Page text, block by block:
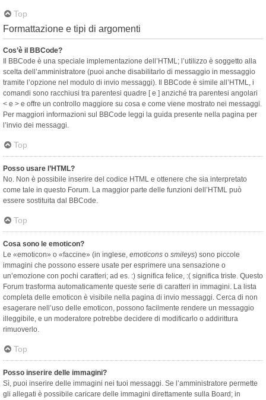
Top
Formattazione e tipi di argomenti
Cos’è il BBCode?
Il BBCode è una speciale implementazione dell’HTML; l’utilizzo è soggetto alla
scelta dell’amministratore (puoi anche disabilitarlo di messaggio in messaggio
tramite l’opzione nel modulo di invio messaggi). Il BBCode è simile all’HTML, i
comandi sono racchiusi tra parentesi quadre [ e ] anziché tra parentesi angolari
< e > e offre un controllo maggiore su cosa e come viene mostrato nei messaggi.
Per maggiori informazioni sul BBCode leggi la guida presente nella pagina per
l’invio dei messaggi.
Top
Posso usare l’HTML?
No. Non è possibile inserire del codice HTML e ottenere che sia interpretato
come tale in questo Forum. La maggior parte delle funzioni dell’HTML può
essere sostituita dal BBCode.
Top
Cosa sono le emoticon?
Le «emoticon» o «faccine» (in inglese, emoticons o smileys) sono piccole
immagini che possono essere usate per esprimere una sensazione o
un’emozione con pochi caratteri; ad es. :) significa felice, :( significa triste. Questo
Forum trasforma automaticamente queste serie di caratteri in immagini. La lista
completa delle emoticon è visibile nella pagina di invio messaggi. Cerca di non
esagerare nell’uso delle emoticon, possono facilmente rendere un messaggio
illeggibile, e un moderatore potrebbe decidere di modificarlo o addirittura
rimuoverlo.
Top
Posso inserire delle immagini?
Sì, puoi inserire delle immagini nei tuoi messaggi. Se l’amministratore permette
gli allegati è possibile caricare delle immagini direttamente sulla Board; in